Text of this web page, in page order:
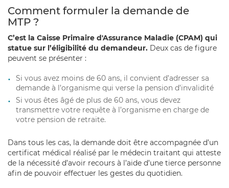
Comment formuler la demande de
MTP ?
C’est la Caisse Primaire d'Assurance Maladie (CPAM) qui
statue sur l’éligibilité du demandeur. Deux cas de figure
peuvent se présenter :
Si vous avez moins de 60 ans, il convient d’adresser sa
demande à l’organisme qui verse la pension d’invalidité
Si vous êtes âgé de plus de 60 ans, vous devez
transmettre votre requête à l’organisme en charge de
votre pension de retraite.
Dans tous les cas, la demande doit être accompagnée d’un
certificat médical réalisé par le médecin traitant qui atteste
de la nécessité d’avoir recours à l’aide d’une tierce personne
afin de pouvoir effectuer les gestes du quotidien.